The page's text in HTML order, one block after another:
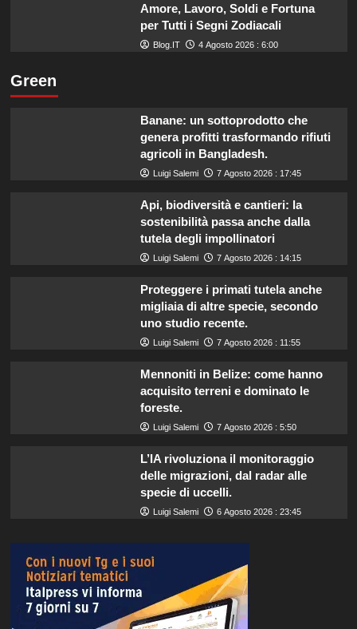
Amore, Lavoro, Soldi e Fortuna
per Tutti i Segni Zodiacali
Blog.IT 4 Agosto 2026 : 6:00
Green
Banane: un sottoprodotto che
genera profitti trasformando rifiuti
agricoli in Bangladesh.
Luigi Salemi 7 Agosto 2026 : 17:45
Api, biodiversità e cantieri: la
sostenibilità passa anche dalla
tutela degli impollinatori
Luigi Salemi 7 Agosto 2026 : 14:15
Proteggere i primati tutela anche
migliaia di altre specie, secondo
uno studio recente.
Luigi Salemi 7 Agosto 2026 : 11:55
Mennoniti in Belize: come hanno
acquisito terreni e dominato le
foreste.
Luigi Salemi 7 Agosto 2026 : 5:50
L’IA rivoluziona il monitoraggio
delle migrazioni, dal radar alle
specie di uccelli.
Luigi Salemi 6 Agosto 2026 : 23:45